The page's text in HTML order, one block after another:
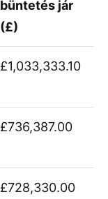
büntetés jár
(£)
£1,033,333.10
£736,387.00
£728,330.00